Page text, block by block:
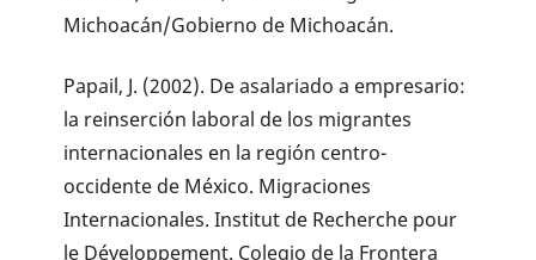
Michoacán/Gobierno de Michoacán.
Papail, J. (2002). De asalariado a empresario:
la reinserción laboral de los migrantes
internacionales en la región centro-
occidente de México. Migraciones
Internacionales. Institut de Recherche pour
le Développement. Colegio de la Frontera